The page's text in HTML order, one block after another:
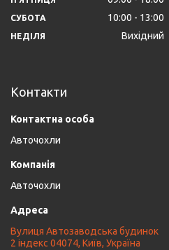
СУБОТА 10:00 13:00
НЕДІЛЯ Вихідний
Контакти
Авточохли
Авточохли
Вулиця Автозаводська будинок
2 індекс 04074, Київ, Україна